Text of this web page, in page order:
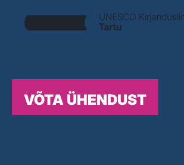
VÕTA ÜHENDUST